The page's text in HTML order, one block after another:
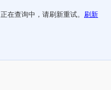
正在查询中，请刷新重试。 刷新